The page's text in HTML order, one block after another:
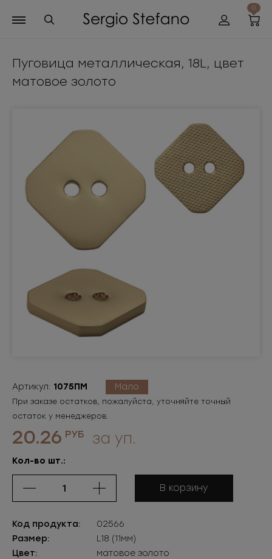
0
Пуговица металлическая, 18L, цвет
матовое золото
Артикул: 1075ПМ Мало
При заказе остатков, пожалуйста, уточняйте точный
остаток у менеджеров.
20.26 РУБ за уп.
Кол-во шт.:
В корзину
Код продукта:
02566
Размер:
L18 (11мм)
Цвет:
матовое золото